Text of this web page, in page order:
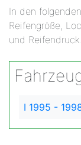
In den
Reifengröße,
und Reifendruck.
I 1995 -